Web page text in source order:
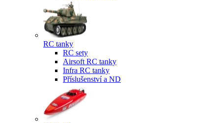
RC tanky
RC sety
Airsoft RC tanky
Infra RC tanky
Příslušenství a ND